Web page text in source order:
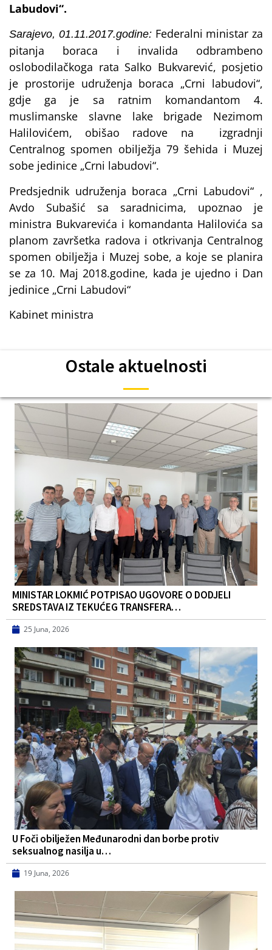
Labudovi“.
Sarajevo, 01.11.2017.godine:Federalni ministar za
pitanja boraca i invalida odbrambeno
oslobodilačkoga rata Salko Bukvarević, posjetio
je prostorije udruženja boraca „Crni labudovi“,
gdje ga je sa ratnim komandantom 4.
muslimanske slavne lake brigade Nezimom
Halilovićem, obišao radove na izgradnji
Centralnog spomen obilježja 79 šehida i Muzej
sobe jedinice „Crni labudovi“.
Predsjednik udruženja boraca „Crni Labudovi“ ,
Avdo Subašić sa saradnicima, upoznao je
ministra Bukvarevića i komandanta Halilovića sa
planom završetka radova i otkrivanja Centralnog
spomen obilježja i Muzej sobe, a koje se planira
se za 10. Maj 2018.godine, kada je ujedno i Dan
jedinice „Crni Labudovi“
Kabinet ministra
Ostale aktuelnosti
MINISTAR LOKMIĆ POTPISAO UGOVORE O DODJELI
SREDSTAVA IZ TEKUĆEG TRANSFERA…
25 Juna, 2026
U Foči obilježen Međunarodni dan borbe protiv
seksualnog nasilja u…
19 Juna, 2026